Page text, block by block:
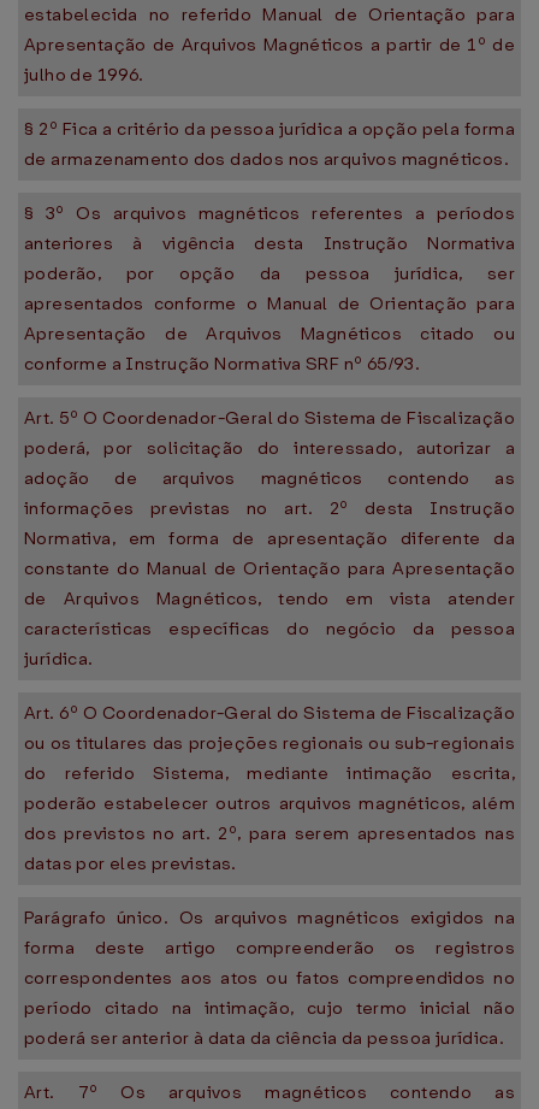
estabelecida no referido Manual de Orientação para
Apresentação de Arquivos Magnéticos a partir de 1º de
julho de 1996.
§ 2º Fica a critério da pessoa jurídica a opção pela forma
de armazenamento dos dados nos arquivos magnéticos.
§ 3º Os arquivos magnéticos referentes a períodos
anteriores à vigência desta Instrução Normativa
poderão, por opção da pessoa jurídica, ser
apresentados conforme o Manual de Orientação para
Apresentação de Arquivos Magnéticos citado ou
conforme a Instrução Normativa SRF nº 65/93.
Art. 5º O Coordenador-Geral do Sistema de Fiscalização
poderá, por solicitação do interessado, autorizar a
adoção de arquivos magnéticos contendo as
informações previstas no art. 2º desta Instrução
Normativa, em forma de apresentação diferente da
constante do Manual de Orientação para Apresentação
de Arquivos Magnéticos, tendo em vista atender
características específicas do negócio da pessoa
jurídica.
Art. 6º O Coordenador-Geral do Sistema de Fiscalização
ou os titulares das projeções regionais ou sub-regionais
do referido Sistema, mediante intimação escrita,
poderão estabelecer outros arquivos magnéticos, além
dos previstos no art. 2º, para serem apresentados nas
datas por eles previstas.
Parágrafo único. Os arquivos magnéticos exigidos na
forma deste artigo compreenderão os registros
correspondentes aos atos ou fatos compreendidos no
período citado na intimação, cujo termo inicial não
poderá ser anterior à data da ciência da pessoa jurídica.
Art. 7º Os arquivos magnéticos contendo as